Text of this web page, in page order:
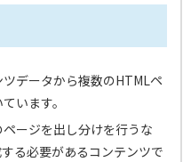
データから複数のHTMLペ
います。
ージを出し分けを行うな
る必要があるコンテンツで